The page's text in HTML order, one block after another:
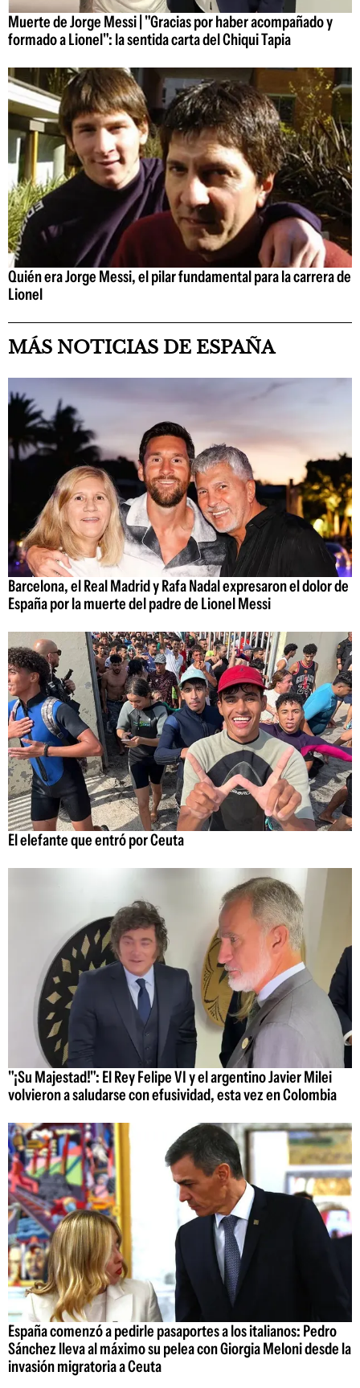
Muerte de Jorge Messi | "Gracias por haber acompañado y
formado a Lionel": la sentida carta del Chiqui Tapia
Quién era Jorge Messi, el pilar fundamental para la carrera de
Lionel
MÁS NOTICIAS DE ESPAÑA
Barcelona, el Real Madrid y Rafa Nadal expresaron el dolor de
España por la muerte del padre de Lionel Messi
El elefante que entró por Ceuta
"¡Su Majestad!": El Rey Felipe VI y el argentino Javier Milei
volvieron a saludarse con efusividad, esta vez en Colombia
España comenzó a pedirle pasaportes a los italianos: Pedro
Sánchez lleva al máximo su pelea con Giorgia Meloni desde la
invasión migratoria a Ceuta